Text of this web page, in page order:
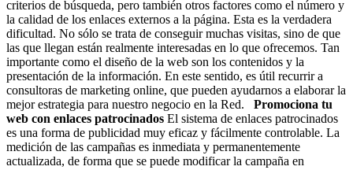
criterios de búsqueda, pero también otros factores como el número y
la calidad de los enlaces externos a la página. Esta es la verdadera
dificultad. No sólo se trata de conseguir muchas visitas, sino de que
las que llegan están realmente interesadas en lo que ofrecemos. Tan
importante como el diseño de la web son los contenidos y la
presentación de la información. En este sentido, es útil recurrir a
consultoras de marketing online, que pueden ayudarnos a elaborar la
mejor estrategia para nuestro negocio en la Red. Promociona tu
web con enlaces patrocinados El sistema de enlaces patrocinados
es una forma de publicidad muy eficaz y fácilmente controlable. La
medición de las campañas es inmediata y permanentemente
actualizada, de forma que se puede modificar la campaña en